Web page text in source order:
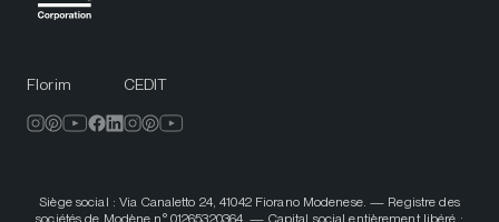
Florim CEDIT
Siège social : Via Canaletto 24, 41042 Fiorano Modenese. — Registre des
sociétés de Modène n° 01265320364. — Capital social entièrement libéré :